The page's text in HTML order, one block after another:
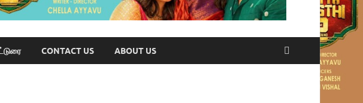
CONTACT US ABOUT US